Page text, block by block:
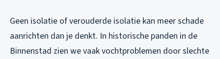
Geen isolatie of verouderde isolatie kan meer schade
aanrichten dan je denkt. In historische panden in de
Binnenstad zien we vaak vochtproblemen door slechte